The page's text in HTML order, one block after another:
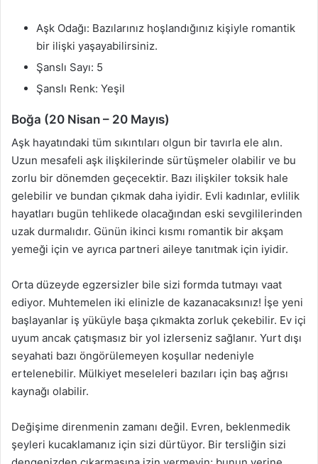
Aşk Odağı: Bazılarınız hoşlandığınız kişiyle romantik
bir ilişki yaşayabilirsiniz.
Şanslı Sayı: 5
Şanslı Renk: Yeşil
Boğa (20 Nisan – 20 Mayıs)
Aşk hayatındaki tüm sıkıntıları olgun bir tavırla ele alın.
Uzun mesafeli aşk ilişkilerinde sürtüşmeler olabilir ve bu
zorlu bir dönemden geçecektir. Bazı ilişkiler toksik hale
gelebilir ve bundan çıkmak daha iyidir. Evli kadınlar, evlilik
hayatları bugün tehlikede olacağından eski sevgililerinden
uzak durmalıdır. Günün ikinci kısmı romantik bir akşam
yemeği için ve ayrıca partneri aileye tanıtmak için iyidir.
Orta düzeyde egzersizler bile sizi formda tutmayı vaat
ediyor. Muhtemelen iki elinizle de kazanacaksınız! İşe yeni
başlayanlar iş yüküyle başa çıkmakta zorluk çekebilir. Ev içi
uyum ancak çatışmasız bir yol izlerseniz sağlanır. Yurt dışı
seyahati bazı öngörülemeyen koşullar nedeniyle
ertelenebilir. Mülkiyet meseleleri bazıları için baş ağrısı
kaynağı olabilir.
Değişime direnmenin zamanı değil. Evren, beklenmedik
şeyleri kucaklamanız için sizi dürtüyor. Bir tersliğin sizi